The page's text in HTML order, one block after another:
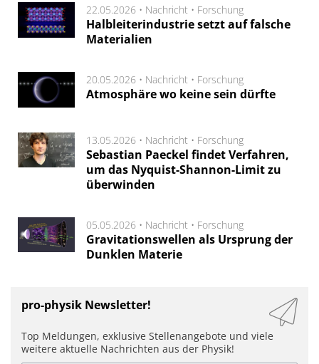
22.05.2026 • Nachricht • Forschung
Halbleiterindustrie setzt auf falsche
Materialien
20.05.2026 • Nachricht • Forschung
Atmosphäre wo keine sein dürfte
13.05.2026 • Nachricht • Forschung
Sebastian Paeckel findet Verfahren,
um das Nyquist-Shannon-Limit zu
überwinden
05.05.2026 • Nachricht • Forschung
Gravitationswellen als Ursprung der
Dunklen Materie
pro-physik Newsletter!
Top Meldungen, exklusive Stellenangebote und viele
weitere aktuelle Nachrichten aus der Physik!